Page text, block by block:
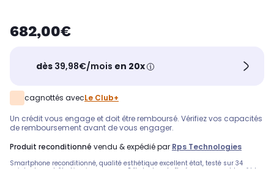
682,00€
dès 39,98€/mois en 20x
cagnottés avecLe Club+
Un crédit vous engage et doit être remboursé. Vérifiez vos capacités
de remboursement avant de vous engager.
produit reconditionné vendu & expédié par Rps Technologies
Smartphone reconditionné, qualité esthétique excellent état, testé sur 34